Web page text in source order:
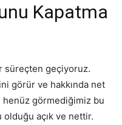
Kapatma
süreçten geçiyoruz.
görür ve hakkında net
henüz görmediğimiz bu
olduğu açık ve nettir.